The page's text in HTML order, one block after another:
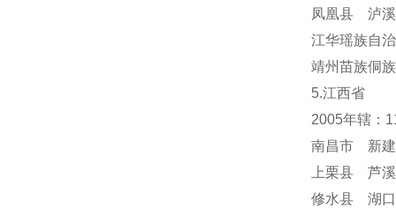
凤凰县 泸
江华瑶族自
靖州苗族侗
5.江西省
2005年辖：
南昌市 新
上栗县 芦
修水县 湖